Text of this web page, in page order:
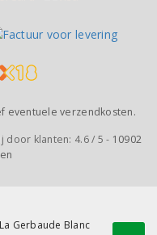
Gerbaude Blanc
eventuele verzendkosten.
door klanten: 4.6/ 5 - 10902